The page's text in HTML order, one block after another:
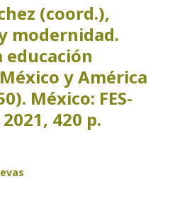
(coord.),
modernidad.
educación
y América
México: FES-
420 p.